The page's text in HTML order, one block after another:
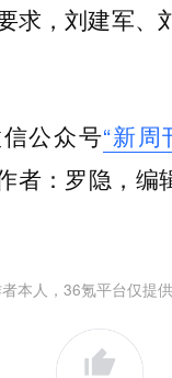
求，刘建军
公众号“新周
者：罗隐，编
本人，36氪平台仅提